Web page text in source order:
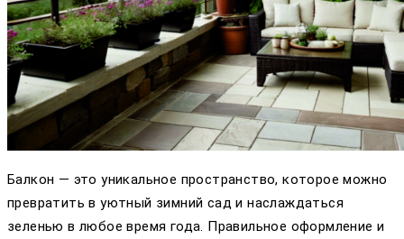
Балкон — это уникальное пространство, которое можно
превратить в уютный зимний сад и наслаждаться
зеленью в любое время года. Правильное оформление и